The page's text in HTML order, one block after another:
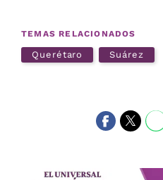
TEMAS RELACIONADOS
Querétaro Suárez